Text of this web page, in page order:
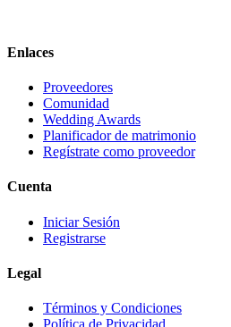
Enlaces
Proveedores
Comunidad
Wedding Awards
Planificador de matrimonio
Regístrate como proveedor
Cuenta
Iniciar Sesión
Registrarse
Legal
Términos y Condiciones